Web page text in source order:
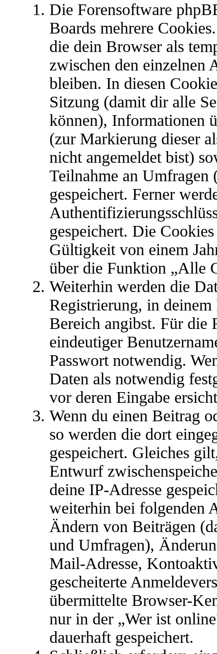
Die Forensoftware
Boards mehrere
die dein Browser als
zwischen den einzelnen
bleiben. In diesen
Sitzung (damit dir alle
können), Informationen
(zur Markierung dieser
nicht angemeldet bist)
Teilnahme an Umfragen
gespeichert. Ferner
gespeichert. Die
Gültigkeit von einem
über die Funktion „Alle
Weiterhin werden die
Registrierung, in
Bereich angibst. Für die
eindeutiger
Passwort notwendig.
Daten als notwendig
vor deren Eingabe
Wenn du einen Beitrag
so werden die dort
gespeichert. Gleiches
Entwurf
deine IP-Adresse
weiterhin bei folgenden
Ändern von Beiträgen
und Umfragen),
Mail-Adresse,
gescheiterte
übermittelte Browser-
nur in der „Wer ist
dauerhaft gespeichert.